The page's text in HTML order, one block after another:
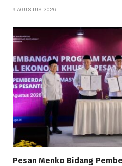
9 AGUSTUS 2026
Pesan Menko Bidang